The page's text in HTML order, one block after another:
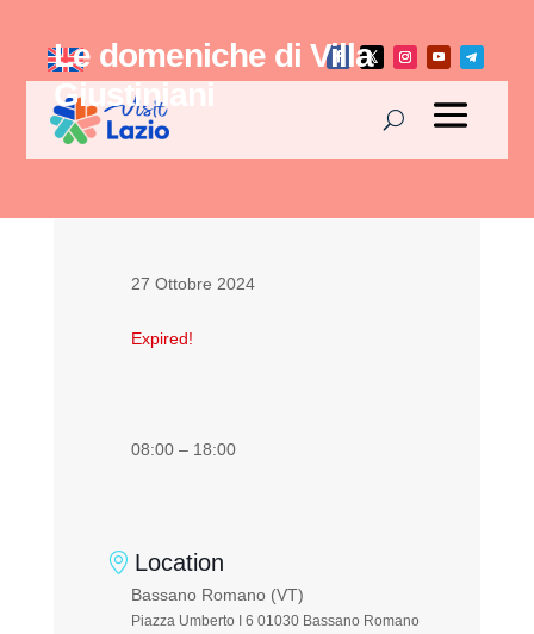
Le domeniche di Villa
Giustiniani
27 Ottobre 2024
Expired!
08:00 – 18:00
Location
Bassano Romano (VT)
Piazza Umberto I 6 01030 Bassano Romano